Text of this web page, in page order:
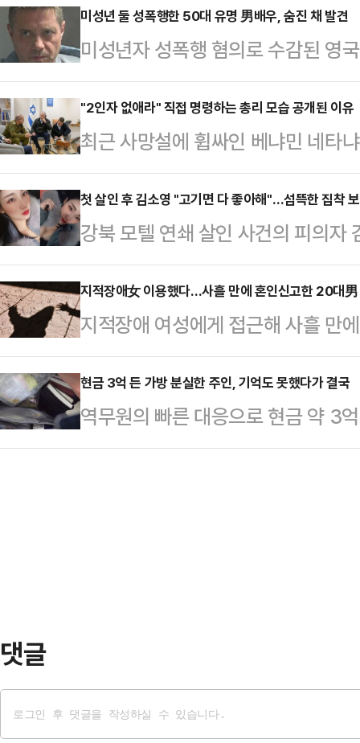
미성년 둘 성폭행한 50대 유명 男배우, 숨진 채 발견
미성년자 성폭행 혐의로 수감된 영
도소에서 사망했다.15일(현지시간
당국은 지난 13일 성명을 통해 알
지 두 달 만에 숨진 채 발견됐다고
건의 일반적 절차에 따라 교정 보
정"이라고 전했다.알포드는 2022
시 14세와 15세였던 소녀 2명을
"2인자 없애라" 직접 명령하는 총리 모습 공개된 이유
최근 사망설에 휩싸인 베냐민 네타
란 지도부 공습을 직접 지시하는 모
셜미디어(SNS) 엑스(X)에 "네타냐
하라고 명령하는 모습"이라는 설명
총리는 한 손에 전화기를 들고 현장
스라엘 정부와 군 관계자로 보이는
권의 실세인 알리 라리자니 이란
스라엘 공습으로 사망…
첫 살인 후 김소영 "고기면 다 좋아해"…섬뜩한 집착
강북 모텔 연쇄 살인 사건의 피의
상대 남성에게 "항정살, 삼겹살 먹
보인 사실이 드러났다.15일 중앙일
2명을 살해하고 1명에게 상해를 입
연락했던 남성 A씨의 증언이 공개
차 살인 직후 "항정살, 삼겹살, 닭갈
해"라고 보낸 내용이 담겼다.지난
지적장애女 이용했다…사흘 만에 혼인신고한 20대男
지적장애 여성에게 접근해 사흘 만
를 받는 20대 남성이 구속 송치됐
품을 가로챈 혐의(사기·강요 등)로
밝혔다.A씨는 지난해 4월부터 올
대출을 받도록 강요하는 등 수차례
현금 3억 든 가방 분실한 주인, 기억도 못했다가 결국
역무원의 빠른 대응으로 현금 약 3
만에 무사히 주인에게 전달됐다.9
댓글